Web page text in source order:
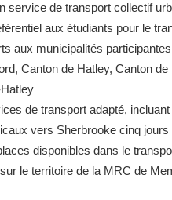
service de transport collectif
aux étudiants pour le
aux municipalités
Canton de Hatley, Canton
de transport adapté,
vers Sherbrooke cinq jours
disponibles dans le
le territoire de la MRC de